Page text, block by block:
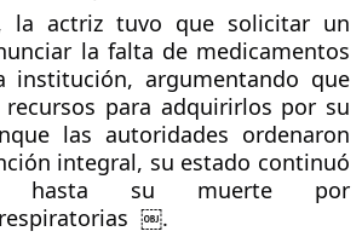
la actriz tuvo que solicitar un
la falta de medicamentos
institución, argumentando que
para adquirirlos por su
las autoridades ordenaron
integral, su estado continuó
hasta su muerte por
￼.